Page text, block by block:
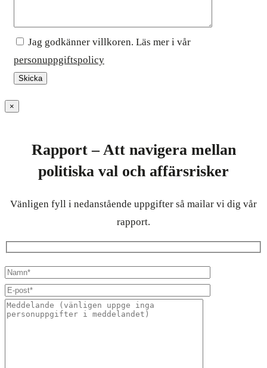
Jag godkänner villkoren. Läs mer i vår
personuppgiftspolicy
×
Rapport – Att navigera mellan
politiska val och affärsrisker
Vänligen fyll i nedanstående uppgifter så mailar vi dig vår
rapport.